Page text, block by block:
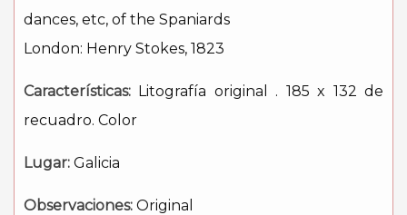
dances, etc, of the Spaniards
London: Henry Stokes, 1823
Características: Litografía original . 185 x 132 de
recuadro. Color
Lugar: Galicia
Observaciones: Original